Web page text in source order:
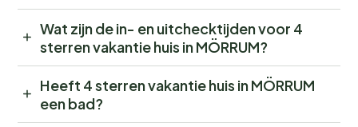
Wat zijn de in- en uitchecktijden voor 4
sterren vakantie huis in MÖRRUM?
Heeft 4 sterren vakantie huis in MÖRRUM
een bad?